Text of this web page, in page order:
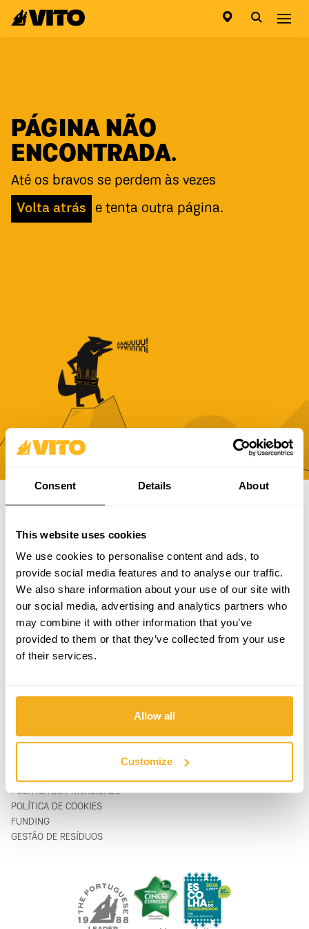
Consent Details About
This website uses cookies
We use cookies to personalise content and ads, to
provide social media features and to analyse our traffic.
We also share information about your use of our site with
our social media, advertising and analytics partners who
may combine it with other information that you’ve
provided to them or that they’ve collected from your use
of their services.
Allow all
Customize
Ir para a página inicial
PÁGINA NÃO
ENCONTRADA.
Até os bravos se perdem às vezes
Volta atrás
e tenta outra página.
PRODUTOS
APOIO & SERVIÇO
SOBRE
CATÁLOGOS
FAQ
CONTACTOS
FORMULÁRIO DE CONTACTO
POLÍTICA DE PRIVACIDADE
POLÍTICA DE COOKIES
FUNDING
GESTÃO DE RESÍDUOS
novidades, promoções e campanhas da VITO.
SUBSCREVER